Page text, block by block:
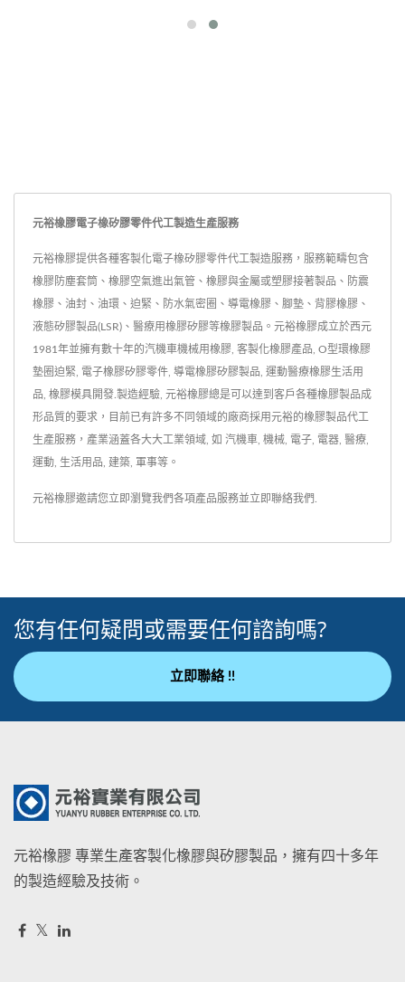
元裕橡膠電子橡矽膠零件代工製造生產服務
元裕橡膠提供各種客製化電子橡矽膠零件代工製造服務，服務範疇包含
橡膠防塵套筒、橡膠空氣進出氣管、橡膠與金屬或塑膠接著製品、防震
橡膠、油封、油環、迫緊、防水氣密圈、導電橡膠、腳墊、背膠橡膠、
液態矽膠製品(LSR)、醫療用橡膠矽膠等橡膠製品。元裕橡膠成立於西元
1981年並擁有數十年的汽機車機械用橡膠, 客製化橡膠產品, O型環橡膠
墊圈迫緊, 電子橡膠矽膠零件, 導電橡膠矽膠製品, 運動醫療橡膠生活用
品, 橡膠模具開發.製造經驗, 元裕橡膠總是可以達到客戶各種橡膠製品成
形品質的要求，目前已有許多不同領域的廠商採用元裕的橡膠製品代工
生產服務，產業涵蓋各大大工業領域, 如 汽機車, 機械, 電子, 電器, 醫療,
運動, 生活用品, 建築, 軍事等。
元裕橡膠邀請您立即瀏覽我們各項產品服務並 立即聯絡我們
您有任何疑問或需要任何諮詢嗎?
立即聯絡 !!
元裕橡膠 專業生產客製化橡膠與矽膠製品，擁有四十多年
的製造經驗及技術。